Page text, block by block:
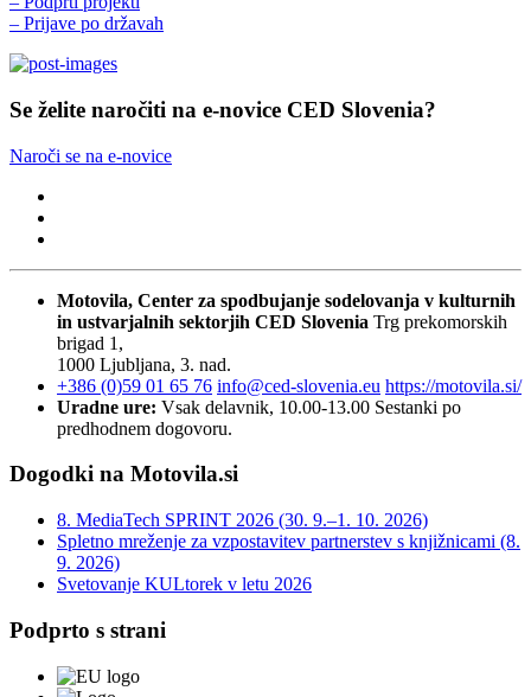
– Prijave po državah
Se želite naročiti na e-novice CED Slovenia?
Naroči se na e-novice
Motovila, Center za spodbujanje sodelovanja v kulturnih
in ustvarjalnih sektorjih CED Slovenia Trg prekomorskih
brigad 1,
1000 Ljubljana, 3. nad.
+386 (0)59 01 65 76 info@ced-slovenia.eu https://motovila.si/
Uradne ure: Vsak delavnik, 10.00-13.00 Sestanki po
predhodnem dogovoru.
Dogodki na Motovila.si
8. MediaTech SPRINT 2026 (30. 9.–1. 10. 2026)
Spletno mreženje za vzpostavitev partnerstev s knjižnicami (8.
9. 2026)
Svetovanje KULtorek v letu 2026
Podprto s strani